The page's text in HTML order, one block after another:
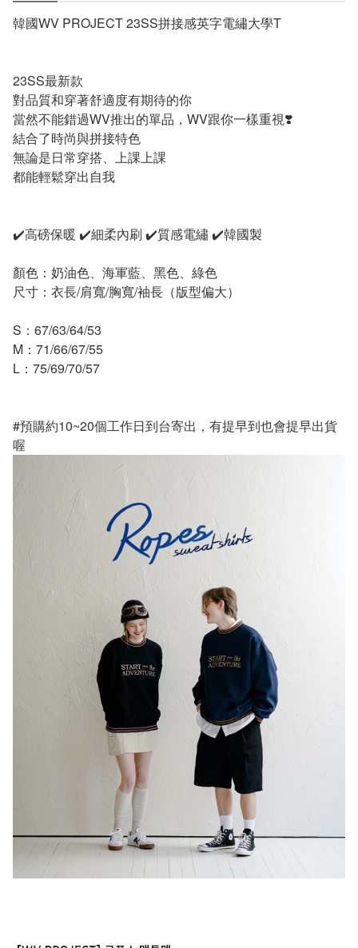
韓國WV PROJECT 23SS拼接感英字電繡大學T
23SS最新款
對品質和穿著舒適度有期待的你
當然不能錯過WV推出的單品，WV跟你一樣重視❣️
結合了時尚與拼接特色
無論是日常穿搭、上課上課
都能輕鬆穿出自我
✔️高磅保暖 ✔️細柔內刷 ✔️質感電繡 ✔️韓國製
顏色：奶油色、海軍藍、黑色、綠色
尺寸：衣長/肩寬/胸寬/袖長（版型偏大）
S：67/63/64/53
M：71/66/67/55
L：75/69/70/57
#預購約10~20個工作日到台寄出，有提早到也會提早出貨
喔